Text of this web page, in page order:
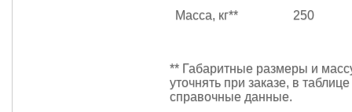
Масса, кг**
250
** Габаритные размеры и
уточнять при заказе, в
справочные данные.